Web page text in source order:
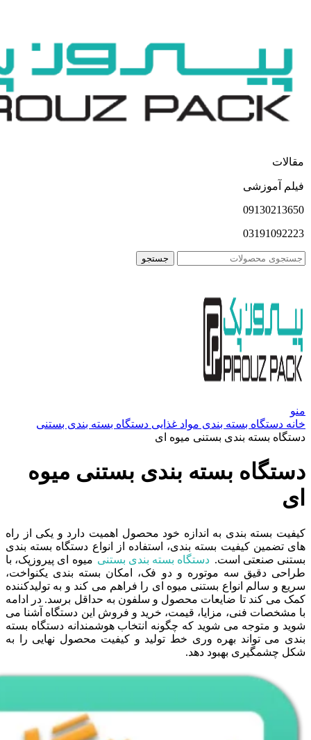
مقالات
فیلم آموزشی
09130213650
03191092223
جستجو
منو
خانه دستگاه بسته بندی مواد غذایی دستگاه بسته بندی بستنی
دستگاه بسته بندی بستنی میوه ای
دستگاه بسته بندی بستنی میوه
ای
کیفیت بسته بندی به اندازه خود محصول اهمیت دارد و یکی از راه
های تضمین کیفیت بسته بندی، استفاده از انواع دستگاه بسته بندی
بستنی صنعتی است. دستگاه بسته بندی بستنی میوه ای پیروزپک، با
طراحی دقیق سه موتوره و دو فک، امکان بسته بندی یکنواخت،
سریع و سالم انواع بستنی میوه ای را فراهم می کند و به تولیدکننده
کمک می کند تا ضایعات محصول و سلفون به حداقل برسد. در ادامه
با مشخصات فنی، مزایا، قیمت، خرید و فروش این دستگاه آشنا می
شوید و متوجه می شوید که چگونه انتخاب هوشمندانه دستگاه بسته
بندی می تواند بهره وری خط تولید و کیفیت محصول نهایی را به
شکل چشمگیری بهبود دهد.